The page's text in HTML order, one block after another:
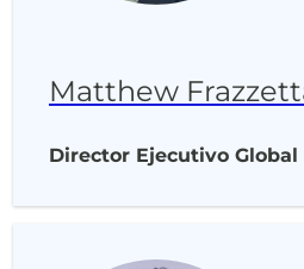
Matthew
Director Ejecutivo